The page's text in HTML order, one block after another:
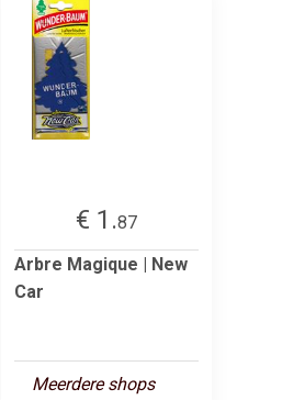
€ 1.87
Arbre Magique | New
Car
Meerdere shops